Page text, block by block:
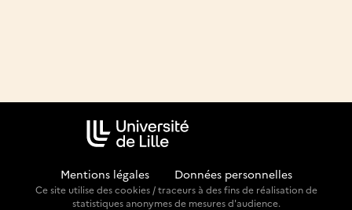
Mentions légales Données personnelles
Ce site utilise des cookies / traceurs à des fins de réalisation de
statistiques anonymes de mesures d'audience.